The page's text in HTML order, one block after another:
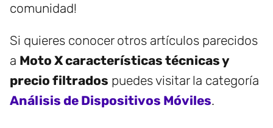
comunidad!
Si quieres conocer otros artículos parecidos
a Moto X características técnicas y
precio filtrados puedes visitar la categoría
Análisis de Dispositivos Móviles.